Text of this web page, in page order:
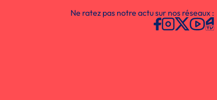
Ne ratez pas notre actu sur nos réseaux :